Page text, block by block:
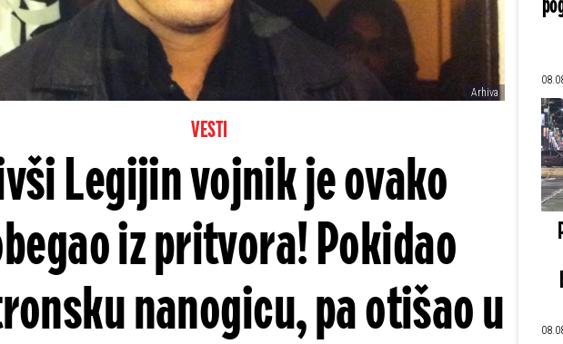
Arhiva
VESTI
Legijin vojnik je ovako
iz pritvora! Pokidao
nanogicu, pa otišao u